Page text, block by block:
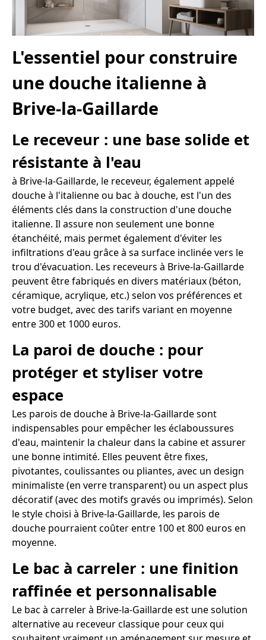
L'essentiel pour construire
une douche italienne à
Brive-la-Gaillarde
Le receveur : une base solide et
résistante à l'eau
à Brive-la-Gaillarde, le receveur, également appelé
douche à l'italienne ou bac à douche, est l'un des
éléments clés dans la construction d'une douche
italienne. Il assure non seulement une bonne
étanchéité, mais permet également d'éviter les
infiltrations d'eau grâce à sa surface inclinée vers le
trou d'évacuation. Les receveurs à Brive-la-Gaillarde
peuvent être fabriqués en divers matériaux (béton,
céramique, acrylique, etc.) selon vos préférences et
votre budget, avec des tarifs variant en moyenne
entre 300 et 1000 euros.
La paroi de douche : pour
protéger et styliser votre
espace
Les parois de douche à Brive-la-Gaillarde sont
indispensables pour empêcher les éclaboussures
d'eau, maintenir la chaleur dans la cabine et assurer
une bonne intimité. Elles peuvent être fixes,
pivotantes, coulissantes ou pliantes, avec un design
minimaliste (en verre transparent) ou un aspect plus
décoratif (avec des motifs gravés ou imprimés). Selon
le style choisi à Brive-la-Gaillarde, les parois de
douche pourraient coûter entre 100 et 800 euros en
moyenne.
Le bac à carreler : une finition
raffinée et personnalisable
Le bac à carreler à Brive-la-Gaillarde est une solution
alternative au receveur classique pour ceux qui